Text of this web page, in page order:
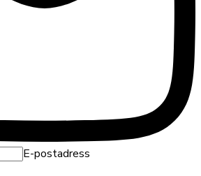
E-postadress